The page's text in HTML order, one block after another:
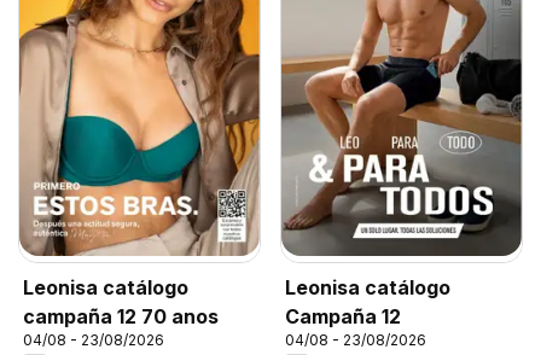
Leonisa catálogo
campaña 12 70 anos
04/08 - 23/08/2026
Leonisa catálogo
Campaña 12
04/08 - 23/08/2026